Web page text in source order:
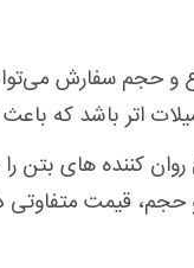
حجم سفارش
اتر باشد که
قیمت متفاوتی